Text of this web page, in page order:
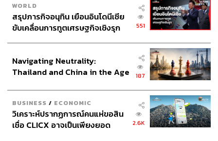
4. CHANEL Minaudières
WORLD
สรุปภารกิจอนุทิน เยือนอินโดนีเซีย
ขับเคลื่อนการทูตเศรษฐกิจเชิงรุก
551
Navigating Neutrality:
Thailand and China in the Age
187
BUSINESS / ECONOMIC
วิเคราะห์ปรากฏการณ์คนแห่ขอสิน
เชื่อ CLICX อาจเป็นเพียงยอด
2.6K